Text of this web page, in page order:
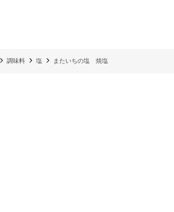
調味料 塩 またいちの塩 焼塩